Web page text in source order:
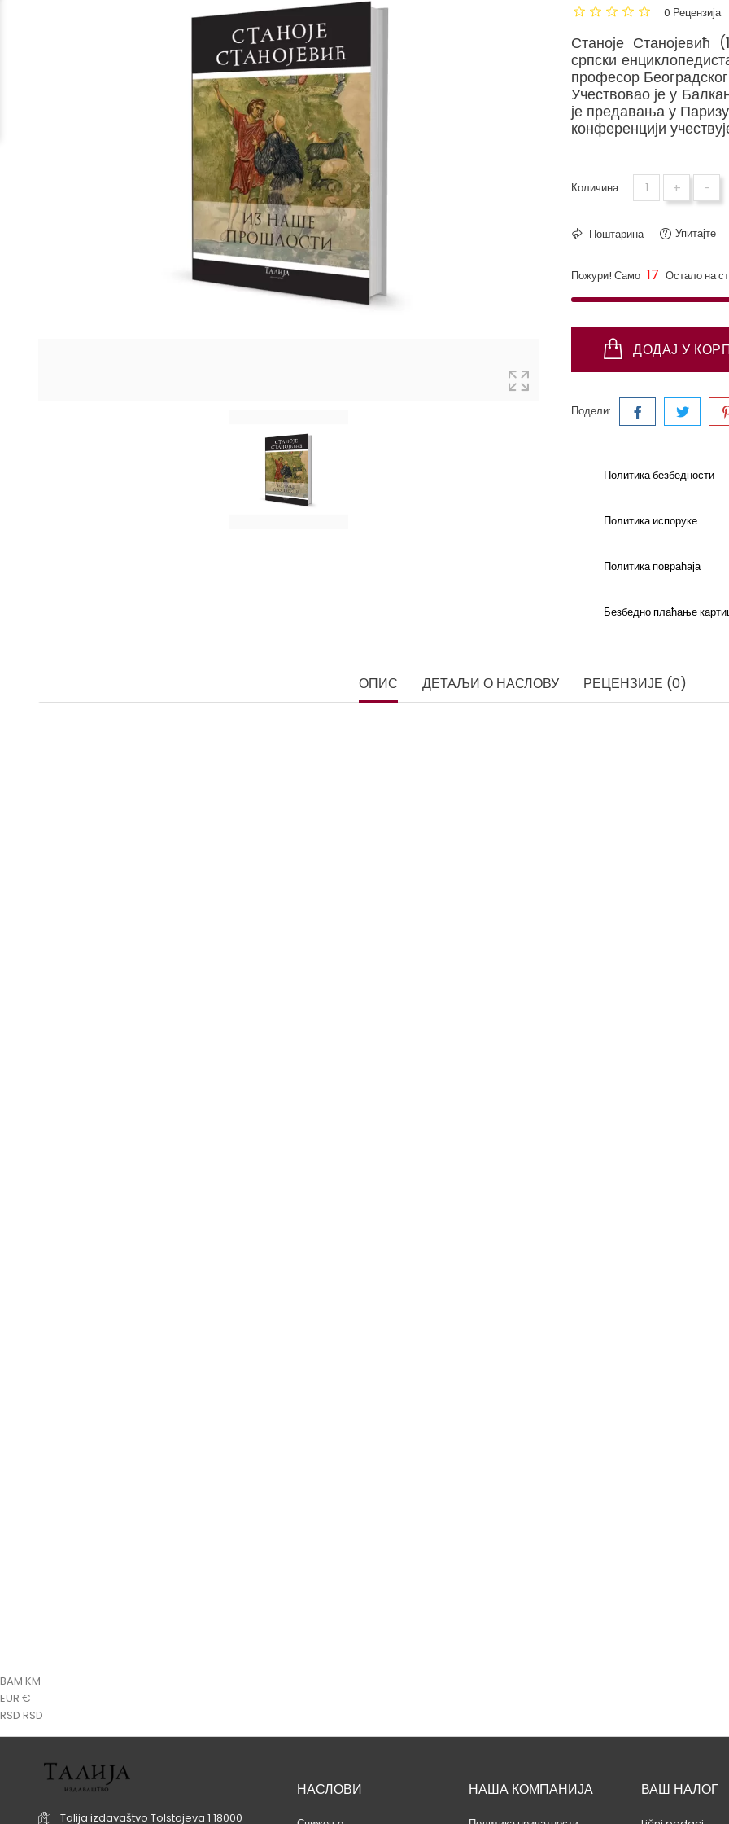
0 Рецензија
Станоје
српски
професор
Учествовао је у
је предавања у
конференцији
Количина: + -
Поштарина Упитајте
Пожури! Само 17 Остало на
ДОДАЈ У
Подели:
Политика безбедности
Политика испоруке
Политика повраћаја
Безбедно плаћање
ОПИС ДЕТАЉИ О НАСЛОВУ РЕЦЕНЗИЈЕ (0)
BAM KM
EUR €
RSD RSD
Talija izdavaštvo Tolstojeva 1 18000
НАСЛОВИ НАША КОМПАНИЈА ВАШ НАЛОГ